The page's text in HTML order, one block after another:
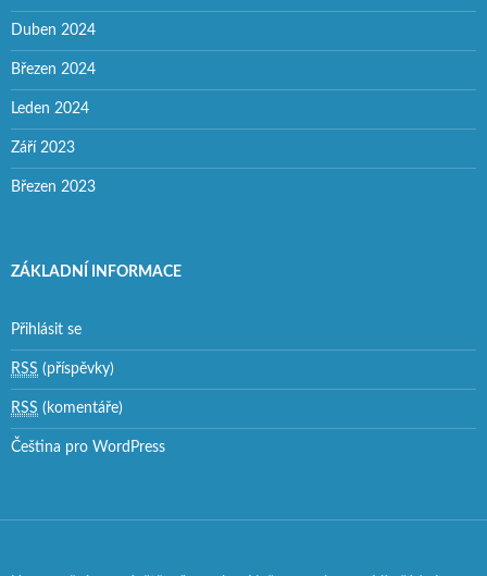
Duben 2024
Březen 2024
Leden 2024
Září 2023
Březen 2023
ZÁKLADNÍ INFORMACE
Přihlásit se
RSS (příspěvky)
RSS (komentáře)
Čeština pro WordPress